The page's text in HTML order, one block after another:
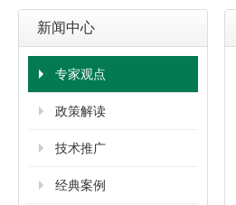
新闻中心
专家观点
政策解读
技术推广
经典案例